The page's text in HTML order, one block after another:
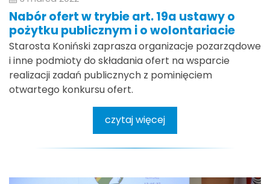
Nabór ofert w trybie art. 19a ustawy o
pożytku publicznym i o wolontariacie
Starosta Koniński zaprasza organizacje pozarządowe
i inne podmioty do składania ofert na wsparcie
realizacji zadań publicznych z pominięciem
otwartego konkursu ofert.
czytaj więcej